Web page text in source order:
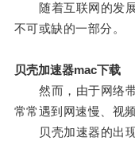
随着互联网的发展
不可或缺的一部分。
贝壳加速器mac下载
然而，由于网络带
常常遇到网速慢、视
贝壳加速器的出现